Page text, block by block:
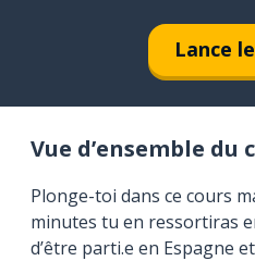
Lance
Vue d’ensemble du
Plonge-toi dans ce cours
minutes tu en ressortiras
d’être parti.e en Espagne